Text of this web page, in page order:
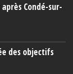
Condé-sur-
des objectifs